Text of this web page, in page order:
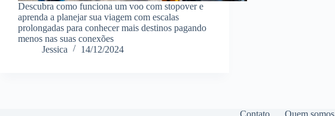
Descubra como funciona um voo com stopover e
aprenda a planejar sua viagem com escalas
prolongadas para conhecer mais destinos pagando
menos nas suas conexões
Jessica
14/12/2024